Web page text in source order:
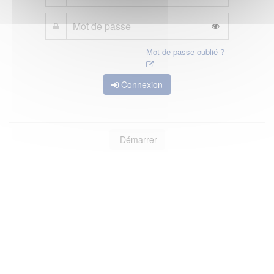
Mot de passe oublié ?
Connexion
Démarrer